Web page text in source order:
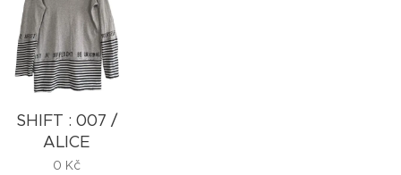
SHIFT : 007 /
ALICE
0 Kč